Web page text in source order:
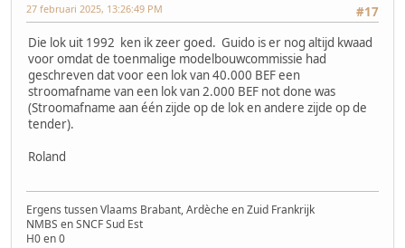
#17
27 februari 2025, 13:26:49 PM
Die lok uit 1992 ken ik zeer goed. Guido is er nog altijd kwaad
voor omdat de toenmalige modelbouwcommissie had
geschreven dat voor een lok van 40.000 BEF een
stroomafname van een lok van 2.000 BEF not done was
(Stroomafname aan één zijde op de lok en andere zijde op de
tender).
Roland
Ergens tussen Vlaams Brabant, Ardèche en Zuid Frankrijk
NMBS en SNCF Sud Est
H0 en 0